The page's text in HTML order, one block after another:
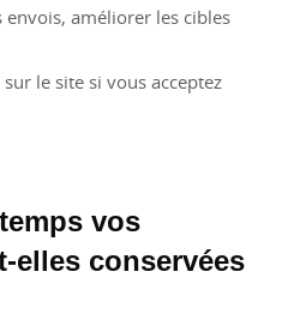
améliorer les cibles
le site si vous acceptez
vos
elles conservées